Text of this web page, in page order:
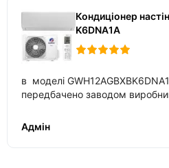
Кондиціонер
K6DNA1A
в моделі
передбачено заводом
Адмін